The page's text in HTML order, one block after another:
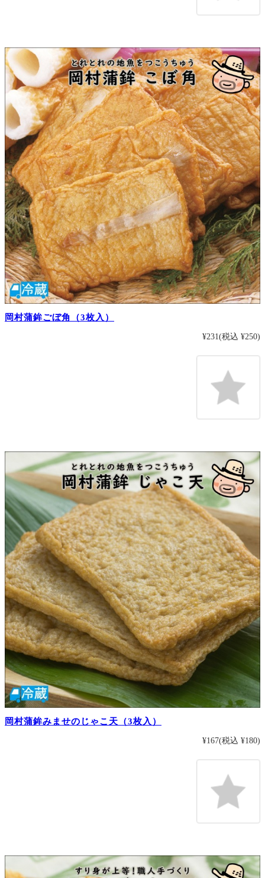
岡村蒲鉾ごぼ角（3枚入）
¥231(税込 ¥250)
岡村蒲鉾みませのじゃこ天（3枚入）
¥167(税込 ¥180)